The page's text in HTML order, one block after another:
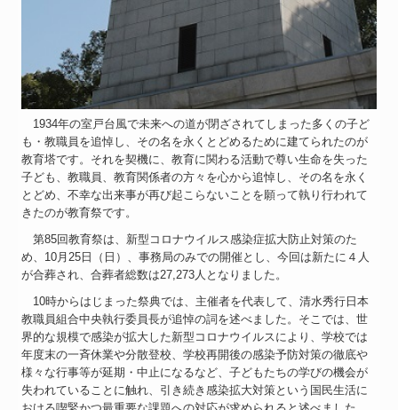
1934年の室戸台風で未来への道が閉ざされてしまった多くの子ど
も・教職員を追悼し、その名を永くとどめるために建てられたのが
教育塔です。それを契機に、教育に関わる活動で尊い生命を失った
子ども、教職員、教育関係者の方々を心から追悼し、その名を永く
とどめ、不幸な出来事が再び起こらないことを願って執り行われて
きたのが教育祭です。
第85回教育祭は、新型コロナウイルス感染症拡大防止対策のた
め、10月25日（日）、事務局のみでの開催とし、今回は新たに４人
が合葬され、合葬者総数は27,273人となりました。
10時からはじまった祭典では、主催者を代表して、清水秀行日本
教職員組合中央執行委員長が追悼の詞を述べました。そこでは、世
界的な規模で感染が拡大した新型コロナウイルスにより、学校では
年度末の一斉休業や分散登校、学校再開後の感染予防対策の徹底や
様々な行事等が延期・中止になるなど、子どもたちの学びの機会が
失われていることに触れ、引き続き感染拡大対策という国民生活に